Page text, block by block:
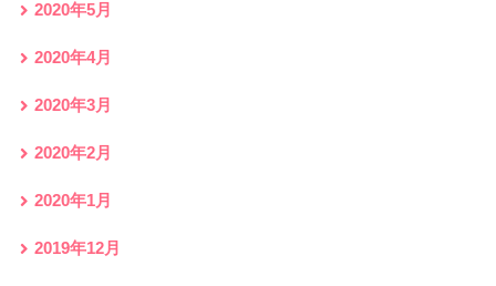
2020年5月
2020年4月
2020年3月
2020年2月
2020年1月
2019年12月